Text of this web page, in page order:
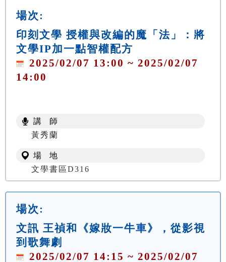
場次:
印刻文學 授權與改編的魔「法」：將
文學IP加一點智權配方
2025/02/07 13:00 ~ 2025/02/07
14:00
講 師
黃秀蘭
場 地
文學書區D316
場次:
文訊 王禎和《嫁妝一牛車》，從影視
到歌舞劇
2025/02/07 14:15 ~ 2025/02/07